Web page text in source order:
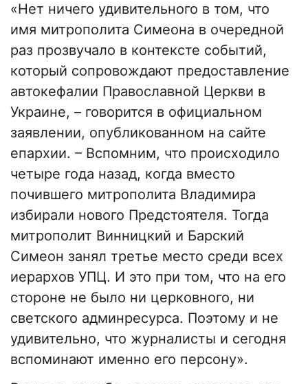
«Нет ничего удивительного в том, что
имя митрополита Симеона в очередной
раз прозвучало в контексте событий,
который сопровождают предоставление
автокефалии Православной Церкви в
Украине, – говорится в официальном
заявлении, опубликованном на сайте
епархии. – Вспомним, что происходило
четыре года назад, когда вместо
почившего митрополита Владимира
избирали нового Предстоятеля. Тогда
митрополит Винницкий и Барский
Симеон занял третье место среди всех
иерархов УПЦ. И это при том, что на его
стороне не было ни церковного, ни
светского админресурса. Поэтому и не
удивительно, что журналисты и сегодня
вспоминают именно его персону».